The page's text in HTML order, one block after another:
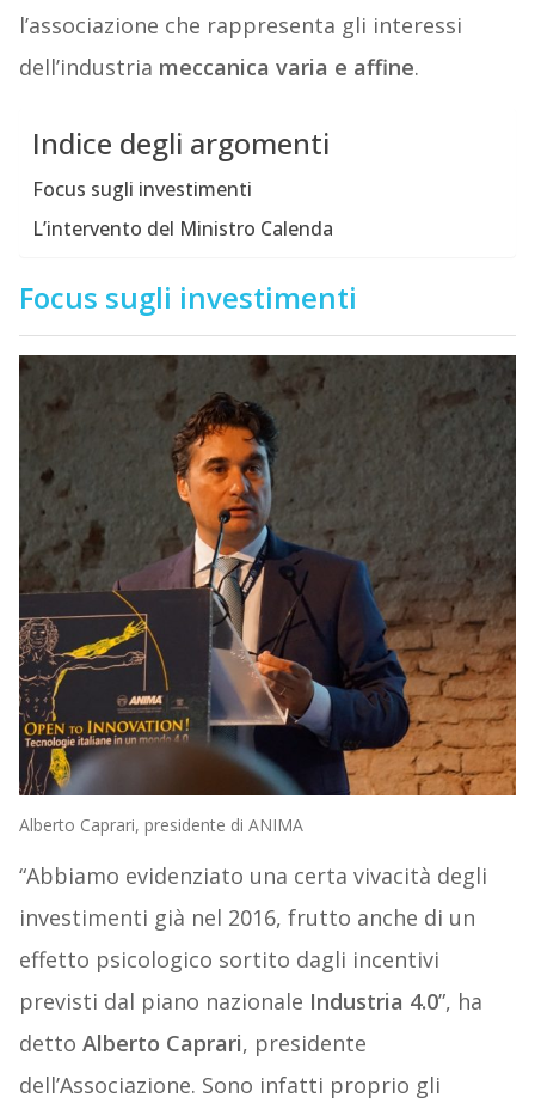
l’associazione che rappresenta gli interessi
dell’industria meccanica varia e affine.
Indice degli argomenti
Focus sugli investimenti
L’intervento del Ministro Calenda
Focus sugli investimenti
Alberto Caprari, presidente di ANIMA
“Abbiamo evidenziato una certa vivacità degli
investimenti già nel 2016, frutto anche di un
effetto psicologico sortito dagli incentivi
previsti dal piano nazionale Industria 4.0”, ha
detto Alberto Caprari, presidente
dell’Associazione. Sono infatti proprio gli